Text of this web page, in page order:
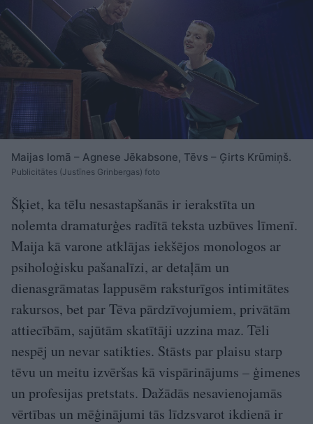
Maijas lomā – Agnese Jēkabsone, Tēvs – Ģirts Krūmiņš.
Publicitātes (Justīnes Grinbergas) foto
Šķiet, ka tēlu nesastapšanās ir ierakstīta un
nolemta dramaturģes radītā teksta uzbūves līmenī.
Maija kā varone atklājas iekšējos monologos ar
psiholoģisku pašanalīzi, ar detaļām un
dienasgrāmatas lappusēm raksturīgos intimitātes
rakursos, bet par Tēva pārdzīvojumiem, privātām
attiecībām, sajūtām skatītāji uzzina maz. Tēli
nespēj un nevar satikties. Stāsts par plaisu starp
tēvu un meitu izvēršas kā vispārinājums – ģimenes
un profesijas pretstats. Dažādās nesavienojamās
vērtības un mēģinājumi tās līdzsvarot ikdienā ir